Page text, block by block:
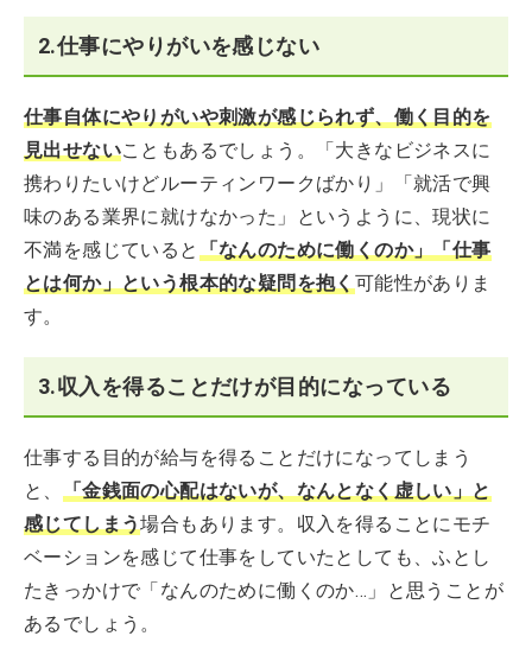
2.仕事にやりがいを感じない
仕事自体にやりがいや刺激が感じられず、働く目的を
見出せないこともあるでしょう。「大きなビジネスに
携わりたいけどルーティンワークばかり」「就活で興
味のある業界に就けなかった」というように、現状に
不満を感じていると 「なんのために働くのか」「仕事
とは何か」という根本的な疑問を抱く可能性がありま
す。
3.収入を得ることだけが目的になっている
仕事する目的が給与を得ることだけになってしまう
と、 「金銭面の心配はないが、なんとなく虚しい」と
感じてしまう場合もあります。収入を得ることにモチ
ベーションを感じて仕事をしていたとしても、ふとし
たきっかけで「なんのために働くのか…」と思うことが
あるでしょう。